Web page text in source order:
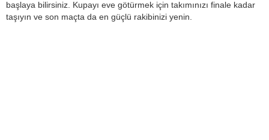
başlaya bilirsiniz. Kupayı eve götürmek için takımınızı finale kadar
taşıyın ve son maçta da en güçlü rakibinizi yenin.